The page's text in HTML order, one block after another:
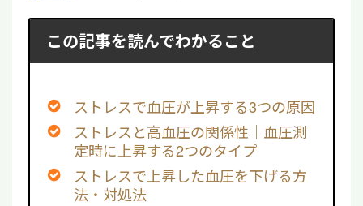
この記事を読んでわかること
ストレスで血圧が上昇する3つの原因
ストレスと高血圧の関係性｜血圧測
定時に上昇する2つのタイプ
ストレスで上昇した血圧を下げる方
法・対処法